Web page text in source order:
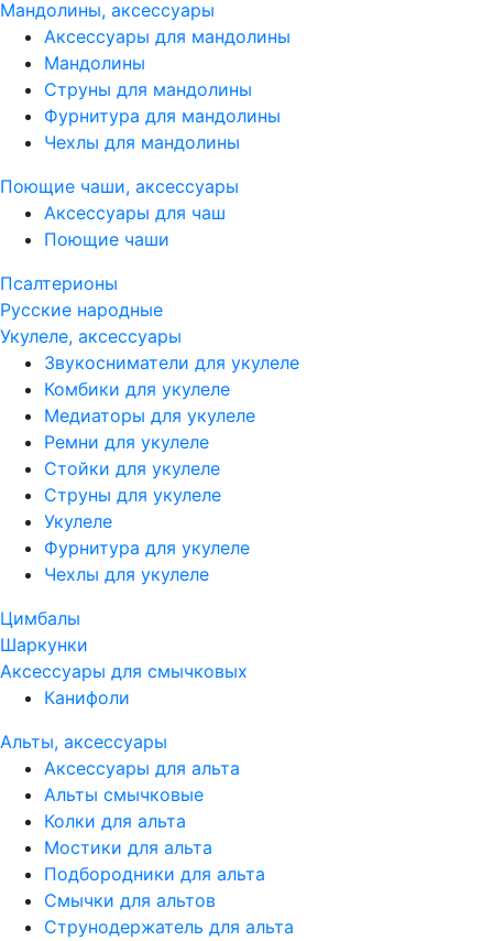
Мандолины, аксессуары
Аксессуары для мандолины
Мандолины
Струны для мандолины
Фурнитура для мандолины
Чехлы для мандолины
Поющие чаши, аксессуары
Аксессуары для чаш
Поющие чаши
Псалтерионы
Русские народные
Укулеле, аксессуары
Звукосниматели для укулеле
Комбики для укулеле
Медиаторы для укулеле
Ремни для укулеле
Стойки для укулеле
Струны для укулеле
Укулеле
Фурнитура для укулеле
Чехлы для укулеле
Цимбалы
Шаркунки
Аксессуары для смычковых
Канифоли
Альты, аксессуары
Аксессуары для альта
Альты смычковые
Колки для альта
Мостики для альта
Подбородники для альта
Смычки для альтов
Струнодержатель для альта